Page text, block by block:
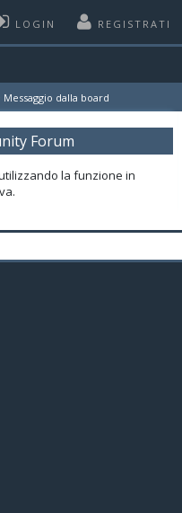
LOGIN REGISTRATI
Messaggio dalla board
Forum
la funzione in